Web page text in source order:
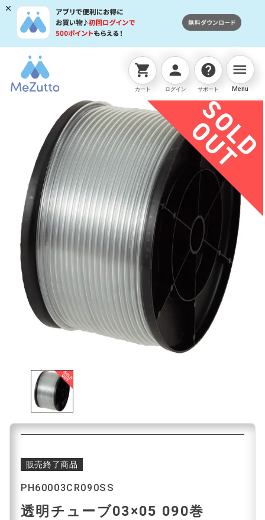
shopping_cart
カート
person
ログイン
help
サポート
menu
Menu
ネットストアTOP 販売終了商品 透明チューブ03×05
販売終了商品
PH60003CR090SS
透明チューブ03×05 090巻